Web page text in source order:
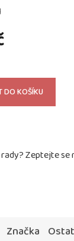
DO KOŠÍKU
Značka